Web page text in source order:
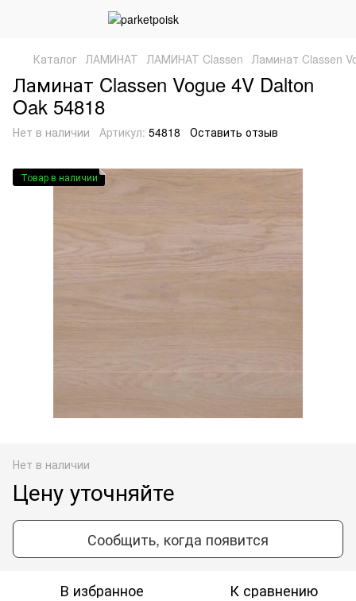
Каталог ЛАМИНАТ ЛАМИНАТ Classen Ламинат Classen
Ламинат Classen Vogue 4V Dalton
Oak 54818
Нет в наличии Артикул: 54818 Оставить отзыв
Товар в наличии
Нет в наличии
Цену уточняйте
Сообщить, когда появится
В избранное К сравнению